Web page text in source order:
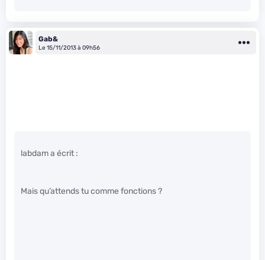
Gab&
Le 15/11/2013 à 09h56
labdam a écrit :
Mais qu’attends tu comme fonctions ?